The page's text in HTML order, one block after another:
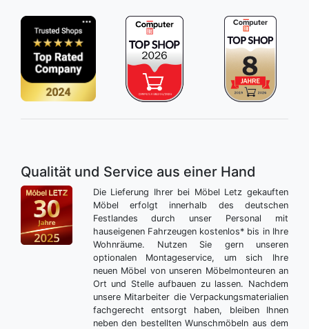
Qualität und Service aus einer Hand
Die Lieferung Ihrer bei Möbel Letz gekauften
Möbel erfolgt innerhalb des deutschen
Festlandes durch unser Personal mit
hauseigenen Fahrzeugen kostenlos* bis in Ihre
Wohnräume. Nutzen Sie gern unseren
optionalen Montageservice, um sich Ihre
neuen Möbel von unseren Möbelmonteuren an
Ort und Stelle aufbauen zu lassen. Nachdem
unsere Mitarbeiter die Verpackungsmaterialien
fachgerecht entsorgt haben, bleiben Ihnen
neben den bestellten Wunschmöbeln aus dem